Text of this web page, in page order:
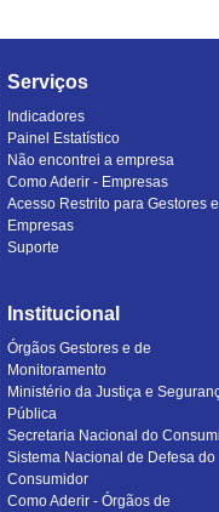
Serviços
Indicadores
Painel Estatístico
Não encontrei a empresa
Como Aderir - Empresas
Acesso Restrito para Gestores e
Empresas
Suporte
Institucional
Órgãos Gestores e de
Monitoramento
Ministério da Justiça e
Pública
Secretaria Nacional do
Sistema Nacional de Defesa do
Consumidor
Como Aderir - Órgãos de